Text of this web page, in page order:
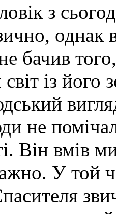
з
однак
бачив
із його
не
Він вмів
У той